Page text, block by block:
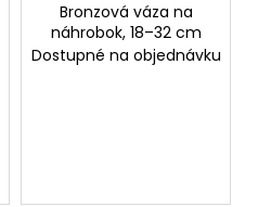
Bronzová váza na
náhrobok, 18–32 cm
Dostupné na objednávku